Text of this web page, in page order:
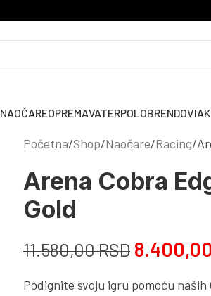
NAOČAREOPREMAVATERPOLOBRENDOVI
Početna Shop Naočare Racing
Arena Cobra
Gold
11.580,00RSD 8.400,00
Podignite svoju igru pomoću naših